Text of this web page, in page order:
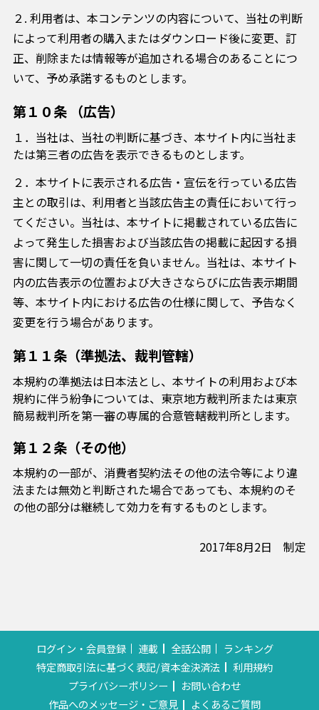
２. 利用者は、本コンテンツの内容について、当社の判断
によって利用者の購入またはダウンロード後に変更、訂
正、削除または情報等が追加される場合のあることにつ
いて、予め承諾するものとします。
第１０条 （広告）
１．当社は、当社の判断に基づき、本サイト内に当社ま
たは第三者の広告を表示できるものとします。
２．本サイトに表示される広告・宣伝を行っている広告
主との取引は、利用者と当該広告主の責任において行っ
てください。当社は、本サイトに掲載されている広告に
よって発生した損害および当該広告の掲載に起因する損
害に関して一切の責任を負いません。当社は、本サイト
内の広告表示の位置および大きさならびに広告表示期間
等、本サイト内における広告の仕様に関して、予告なく
変更を行う場合があります。
第１１条（準拠法、裁判管轄）
本規約の準拠法は日本法とし、本サイトの利用および本
規約に伴う紛争については、東京地方裁判所または東京
簡易裁判所を第一審の専属的合意管轄裁判所とします。
第１２条（その他）
本規約の一部が、消費者契約法その他の法令等により違
法または無効と判断された場合であっても、本規約のそ
の他の部分は継続して効力を有するものとします。
2017年8月2日 制定
ログイン・会員登録 連載 全話公開
ランキング
特定商取引法に基づく表記/資本金決済法
利用規約
プライバシーポリシー
お問い合わせ
作品へのメッセージ・ご意見
よくあるご質問